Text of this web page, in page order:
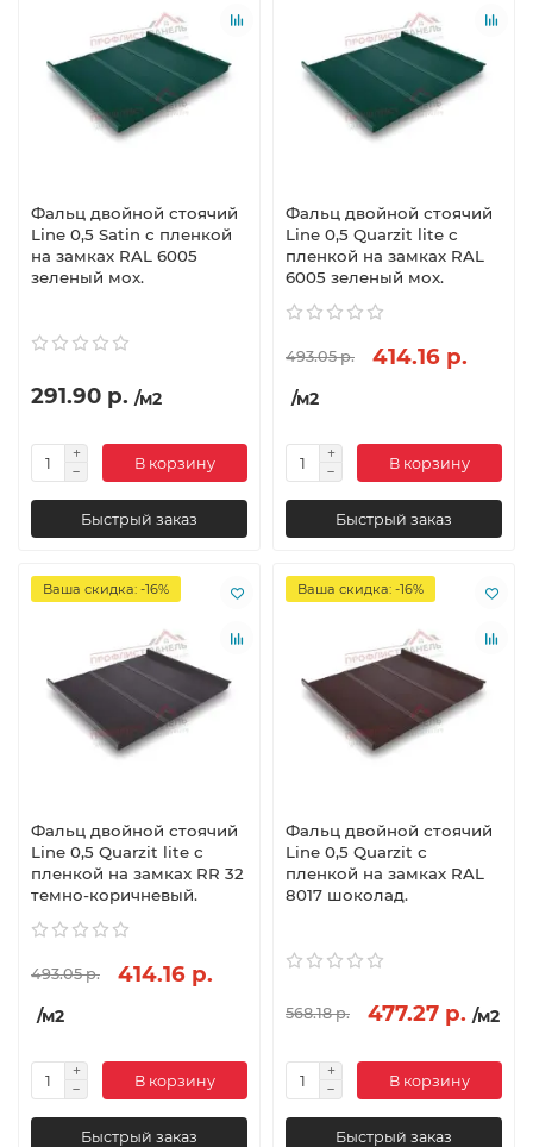
Фальц двойной стоячий
Line 0,5 Satin с пленкой
на замках RAL 6005
зеленый мох.
291.90 р. /м2
В корзину
Быстрый заказ
Фальц двойной стоячий
Line 0,5 Quarzit lite с
пленкой на замках RAL
6005 зеленый мох.
493.05 р. 414.16 р.
/м2
В корзину
Быстрый заказ
Ваша скидка: -16%
Фальц двойной стоячий
Line 0,5 Quarzit lite с
пленкой на замках RR 32
темно-коричневый.
493.05 р. 414.16 р.
/м2
В корзину
Быстрый заказ
Ваша скидка: -16%
Фальц двойной стоячий
Line 0,5 Quarzit с
пленкой на замках RAL
8017 шоколад.
568.18 р. 477.27 р. /м2
В корзину
Быстрый заказ